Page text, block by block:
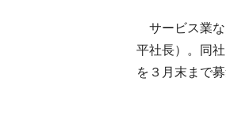
サービス業な
平社長）。同
を３月末まで